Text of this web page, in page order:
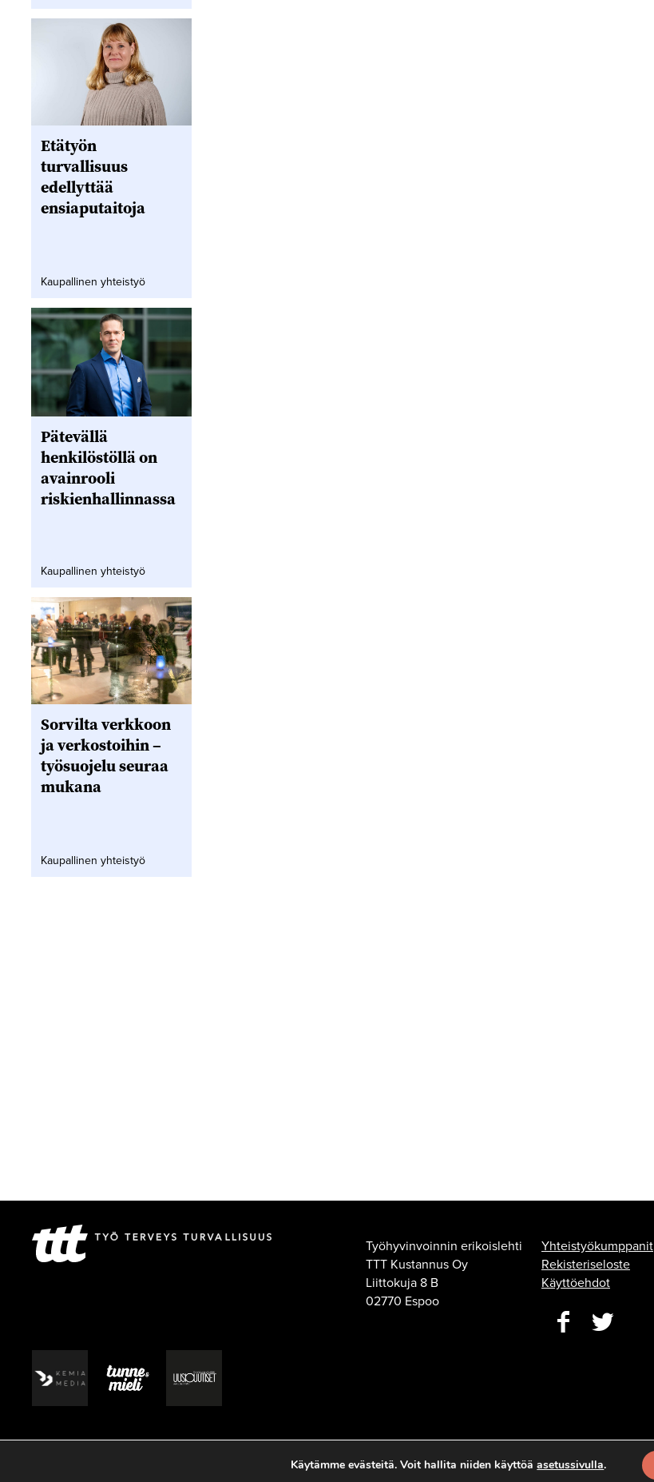
Etätyön
turvallisuus
edellyttää
ensiaputaitoja
Kaupallinen yhteistyö
Pätevällä
henkilöstöllä on
avainrooli
riskienhallinnassa
Kaupallinen yhteistyö
Sorvilta verkkoon
ja verkostoihin –
työsuojelu seuraa
mukana
Kaupallinen yhteistyö
Työhyvinvoinnin erikoislehti
TTT Kustannus Oy
Liittokuja 8 B
02770 Espoo
Yhteistyökumppanit
Rekisteriseloste
Käyttöehdot
Käytämme evästeitä. Voit hallita niiden käyttöäasetussivulla.